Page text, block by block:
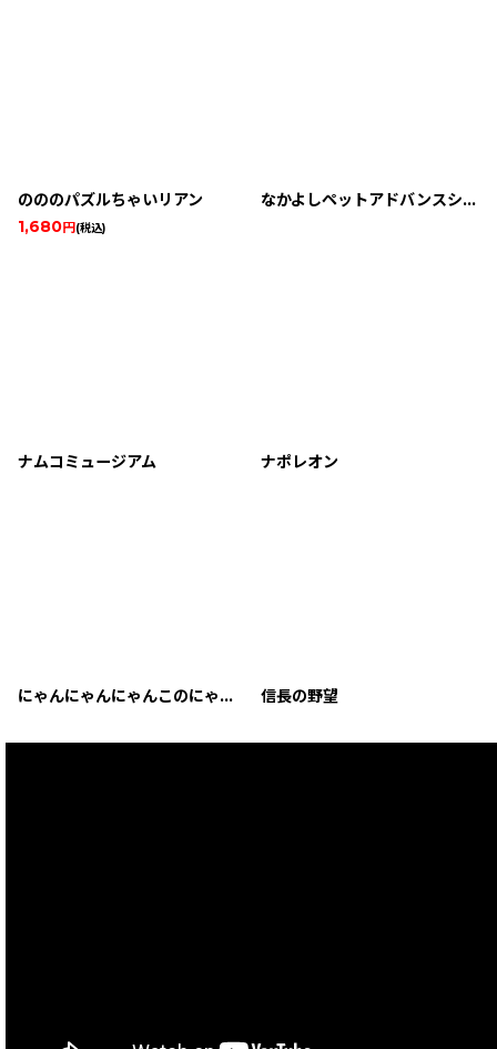
のののパズルちゃいリアン
1,680円 (税込)
なかよしペットアドバンスシリーズ(4) かわいい仔犬ミニ わんこと遊ぼう!! 小型犬
ナムコミュージアム ナポレオン
にゃんにゃんにゃんこのにゃんコレクション 信長の野望